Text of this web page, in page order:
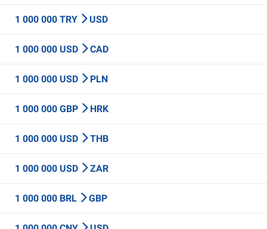
1 000 000 TRY USD
1 000 000 USD CAD
1 000 000 USD PLN
1 000 000 GBP HRK
1 000 000 USD THB
1 000 000 USD ZAR
1 000 000 BRL GBP